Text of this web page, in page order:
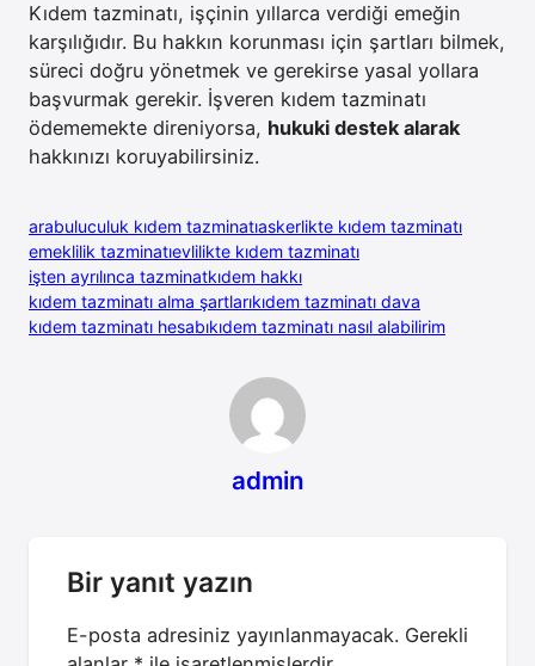
Kıdem tazminatı, işçinin yıllarca verdiği emeğin
karşılığıdır. Bu hakkın korunması için şartları bilmek,
süreci doğru yönetmek ve gerekirse yasal yollara
başvurmak gerekir. İşveren kıdem tazminatı
ödememekte direniyorsa, hukuki destek alarak
hakkınızı koruyabilirsiniz.
arabuluculuk kıdem tazminatıaskerlikte kıdem tazminatı
emeklilik tazminatıevlilikte kıdem tazminatı
işten ayrılınca tazminatkıdem hakkı
kıdem tazminatı alma şartlarıkıdem tazminatı dava
kıdem tazminatı hesabıkıdem tazminatı nasıl alabilirim
admin
Bir yanıt yazın
E-posta adresiniz yayınlanmayacak. Gerekli